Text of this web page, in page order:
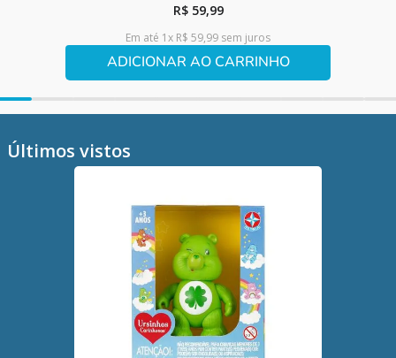
R$ 59,99
Em até 1x R$ 59,99 sem juros
ADICIONAR AO CARRINHO
Últimos vistos